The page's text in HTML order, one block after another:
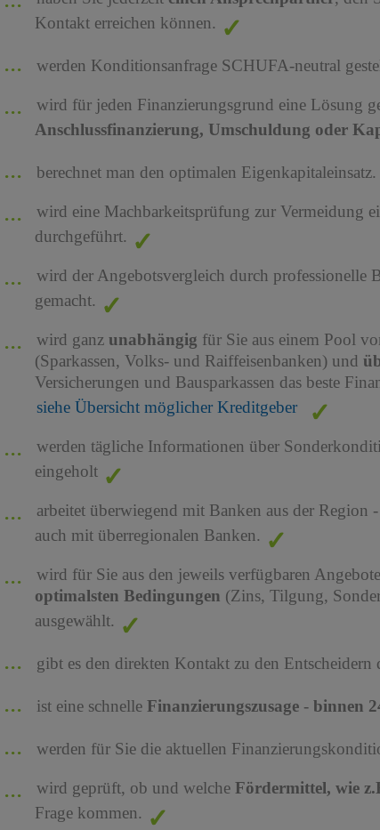
Kontakt erreichen können.
werden Konditionsanfrage SCHUFA-neutral
wird für jeden Finanzierungsgrund eine Lösung
Anschlussfinanzierung, Umschuldung oder
berechnet man den optimalen Eigenkapitaleinsatz.
wird eine Machbarkeitsprüfung zur Vermeidung
durchgeführt.
wird der Angebotsvergleich durch professionelle
gemacht.
wird ganz unabhängig für Sie aus einem Pool
(Sparkassen, Volks- und Raiffeisenbanken) und
Versicherungen und Bausparkassen das beste
siehe Übersicht möglicher Kreditgeber
werden tägliche Informationen über
eingeholt
arbeitet überwiegend mit Banken aus der
auch mit überregionalen Banken.
wird für Sie aus den jeweils verfügbaren
optimalsten Bedingungen (Zins, Tilgung,
ausgewählt.
gibt es den direkten Kontakt zu den Entscheidern
ist eine schnelle Finanzierungszusage- binnen
werden für Sie die aktuellen
wird geprüft, ob und welche Fördermittel, wie
Frage kommen.